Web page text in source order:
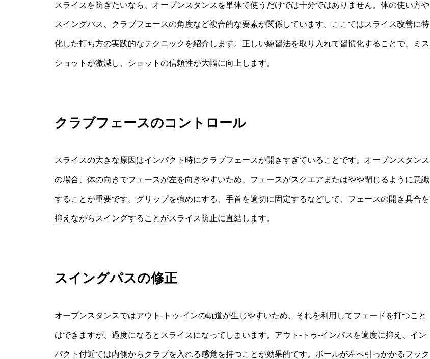
スライスを防ぎたいなら、オープンスタンスを単体で使うだけでは十分ではありません。体の使い方や
スイングパス、クラブフェースの角度など複合的な要素が関係しています。ここではスライス改善に特
化した打ち方の実践的なテクニックを紹介します。正しい練習法を取り入れて習慣化することで、ミス
ショットが激減し、ショットの信頼性が大幅に向上します。
クラブフェースのコントロール
スライスの大きな原因はインパクト時にクラブフェースが開きすぎていることです。オープンスタンス
の場合、体の向きでフェースが左を向きやすいため、フェースがスクエアまたはやや閉じるように意識
することが重要です。グリップを強めにする、手首を適切に固定するなどして、フェースの開き具合を
抑えながらスイングすることがスライス防止に直結します。
スイングパスの修正
オープンスタンスではアウト‐トゥ‐インの軌道が生じやすいため、それを利用してフェードを打つこと
はできますが、過度になるとスライスになってしまいます。アウト‐トゥ‐インパスを適度に抑え、イン
パクト付近では内側からクラブを入れる感覚を持つことが効果的です。ボールが左へ引っかかるフック